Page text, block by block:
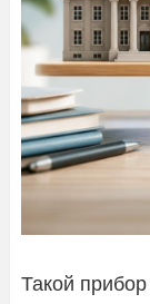
Такой